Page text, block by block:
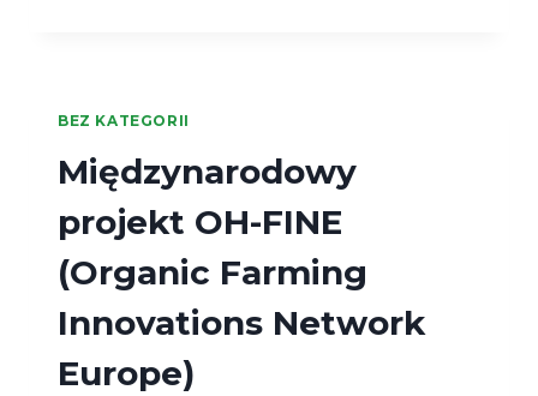
BEZ KATEGORII
Międzynarodowy
projekt OH-FINE
(Organic Farming
Innovations Network
Europe)